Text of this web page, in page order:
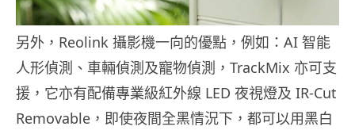
另外，Reolink 攝影機一向的優點，例如：AI 智能
人形偵測、車輛偵測及寵物偵測，TrackMix 亦可支
援，它亦有配備專業級紅外線 LED 夜視燈及 IR-Cut
Removable，即使夜間全黑情況下，都可以用黑白